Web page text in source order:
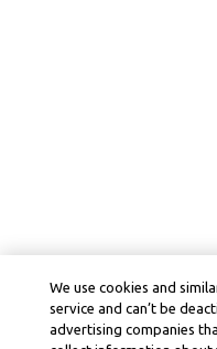
We use cookies and
service and can’t be
advertising companies